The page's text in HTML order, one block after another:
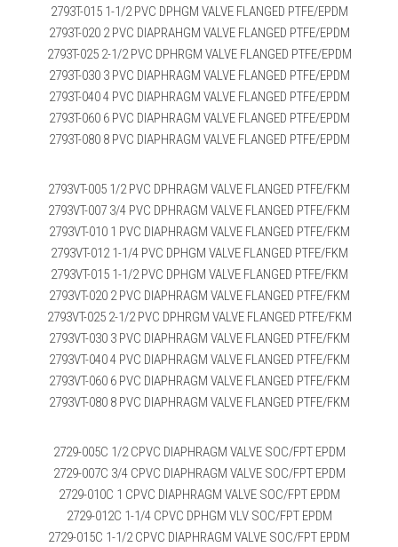
2793T-015 1-1/2 PVC DPHGM VALVE FLANGED PTFE/EPDM
2793T-020 2 PVC DIAPRAHGM VALVE FLANGED PTFE/EPDM
2793T-025 2-1/2 PVC DPHRGM VALVE FLANGED PTFE/EPDM
2793T-030 3 PVC DIAPHRAGM VALVE FLANGED PTFE/EPDM
2793T-040 4 PVC DIAPHRAGM VALVE FLANGED PTFE/EPDM
2793T-060 6 PVC DIAPHRAGM VALVE FLANGED PTFE/EPDM
2793T-080 8 PVC DIAPHRAGM VALVE FLANGED PTFE/EPDM
2793VT-005 1/2 PVC DPHRAGM VALVE FLANGED PTFE/FKM
2793VT-007 3/4 PVC DPHRAGM VALVE FLANGED PTFE/FKM
2793VT-010 1 PVC DIAPHRAGM VALVE FLANGED PTFE/FKM
2793VT-012 1-1/4 PVC DPHGM VALVE FLANGED PTFE/FKM
2793VT-015 1-1/2 PVC DPHGM VALVE FLANGED PTFE/FKM
2793VT-020 2 PVC DIAPHRAGM VALVE FLANGED PTFE/FKM
2793VT-025 2-1/2 PVC DPHRGM VALVE FLANGED PTFE/FKM
2793VT-030 3 PVC DIAPHRAGM VALVE FLANGED PTFE/FKM
2793VT-040 4 PVC DIAPHRAGM VALVE FLANGED PTFE/FKM
2793VT-060 6 PVC DIAPHRAGM VALVE FLANGED PTFE/FKM
2793VT-080 8 PVC DIAPHRAGM VALVE FLANGED PTFE/FKM
2729-005C 1/2 CPVC DIAPHRAGM VALVE SOC/FPT EPDM
2729-007C 3/4 CPVC DIAPHRAGM VALVE SOC/FPT EPDM
2729-010C 1 CPVC DIAPHRAGM VALVE SOC/FPT EPDM
2729-012C 1-1/4 CPVC DPHGM VLV SOC/FPT EPDM
2729-015C 1-1/2 CPVC DIAPHRAGM VALVE SOC/FPT EPDM